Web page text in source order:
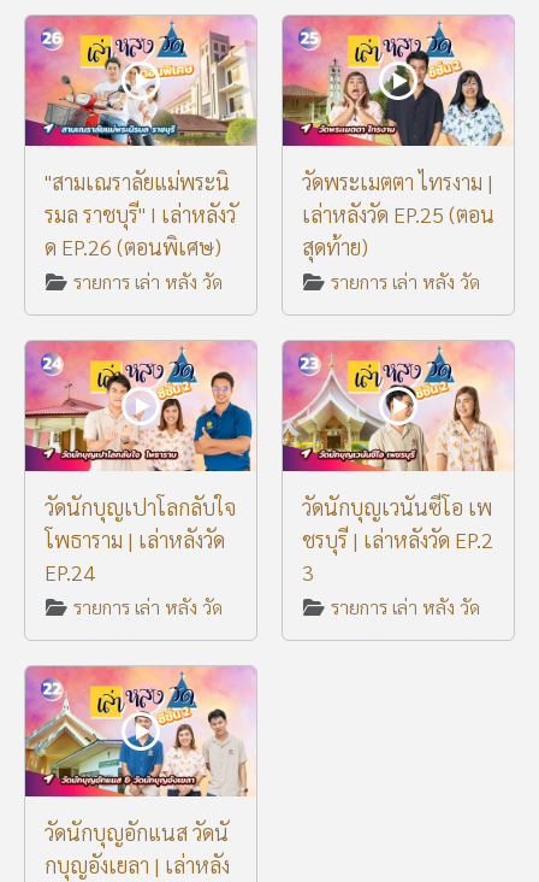
"สามเณราลัยแม่พระนิ
รมล ราชบุรี" I เล่าหลังวั
ด EP.26 (ตอนพิเศษ)
รายการ เล่า หลัง วัด
วัดพระเมตตา ไทรงาม |
เล่าหลังวัด EP.25 (ตอน
สุดท้าย)
รายการ เล่า หลัง วัด
วัดนักบุญเปาโลกลับใจ
โพธาราม | เล่าหลังวัด
EP.24
รายการ เล่า หลัง วัด
วัดนักบุญเวนันซีโอ เพ
ชรบุรี | เล่าหลังวัด EP.2
3
รายการ เล่า หลัง วัด
วัดนักบุญอักแนส วัดนั
กบุญอังเยลา | เล่าหลัง